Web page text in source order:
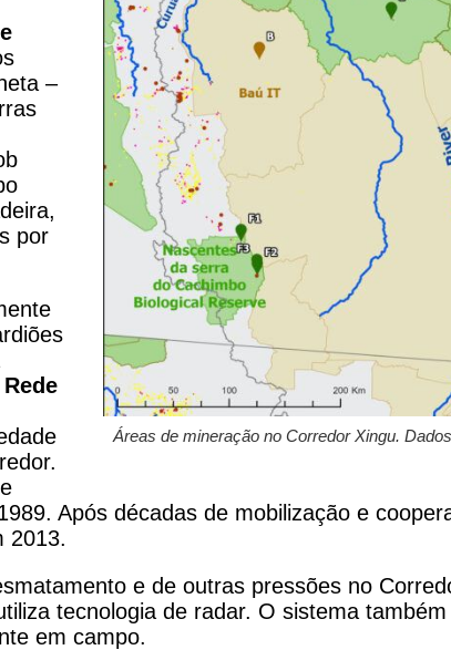
Áreas de mineração no Corredor Xingu.
–
por
Rede
Após décadas de mobilização e
2013.
e de outras pressões no
tecnologia de radar. O sistema
em campo.